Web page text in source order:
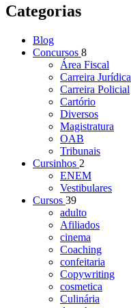
Categorias
Blog
Concursos 8
Área Fiscal
Carreira Jurídica
Carreira Policial
Cartório
Diversos
Magistratura
OAB
Tribunais
Cursinhos 2
ENEM
Vestibulares
Cursos 39
adulto
Afiliados
cinema
Coaching
confeitaria
Copywriting
cosmetica
Culinária